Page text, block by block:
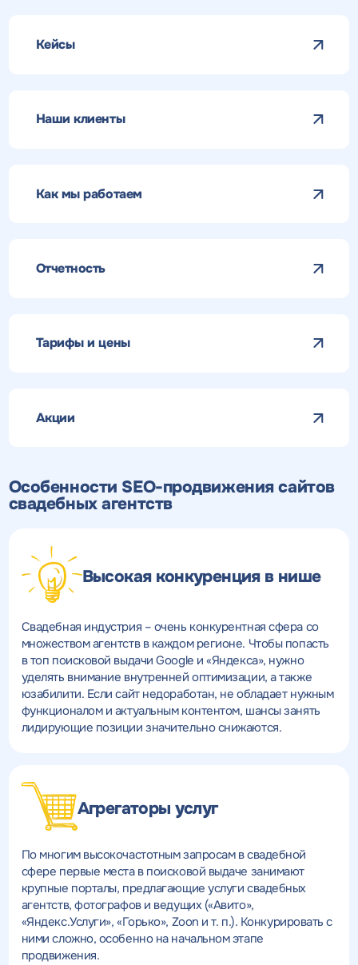
Кейсы
Наши клиенты
Как мы работаем
Отчетность
Тарифы и цены
Акции
Особенности SEO-продвижения сайтов
свадебных агентств
Высокая конкуренция в нише
Свадебная индустрия – очень конкурентная сфера со
множеством агентств в каждом регионе. Чтобы попасть
в топ поисковой выдачи Google и «Яндекса», нужно
уделять внимание внутренней оптимизации, а также
юзабилити. Если сайт недоработан, не обладает нужным
функционалом и актуальным контентом, шансы занять
лидирующие позиции значительно снижаются.
Агрегаторы услуг
По многим высокочастотным запросам в свадебной
сфере первые места в поисковой выдаче занимают
крупные порталы, предлагающие услуги свадебных
агентств, фотографов и ведущих («Авито»,
«Яндекс.Услуги», «Горько», Zoon и т. п.). Конкурировать с
ними сложно, особенно на начальном этапе
продвижения.